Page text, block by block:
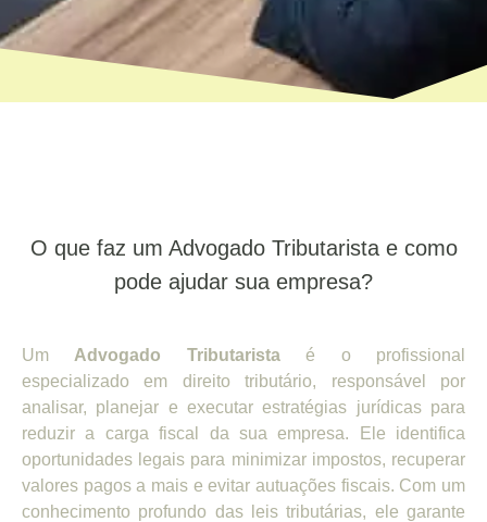
O que faz um Advogado Tributarista e como
pode ajudar sua empresa?
Um Advogado Tributaristaé o profissional
especializado em direito tributário, responsável por
analisar, planejar e executar estratégias jurídicas para
reduzir a carga fiscal da sua empresa. Ele identifica
oportunidades legais para minimizar impostos, recuperar
valores pagos a mais e evitar autuações fiscais. Com um
conhecimento profundo das leis tributárias, ele garante